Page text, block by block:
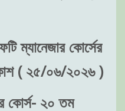
ম্যানেজার কোর্সের
( ২৫/০৬/২০২৬ )
কোর্স- ২০ তম